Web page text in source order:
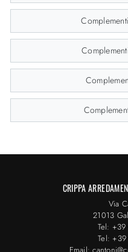
CRIPPA
Via
21013
Tel:
Tel:
Email: